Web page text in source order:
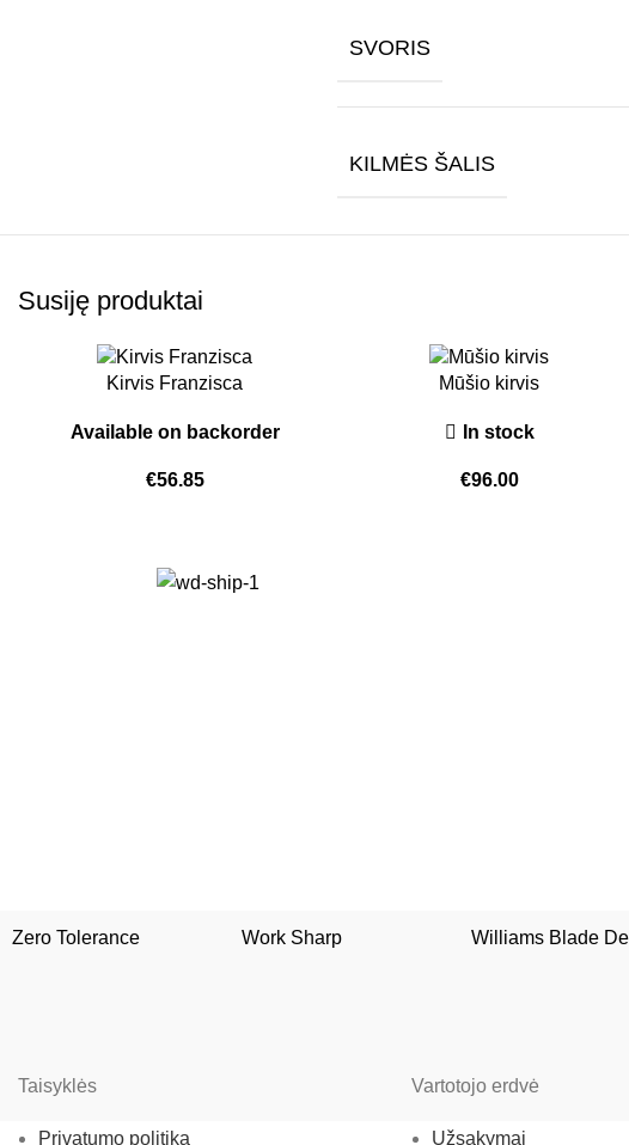
SVORIS
KILMĖS ŠALIS
Susiję produktai
Kirvis Franzisca
Available on backorder
€56.85
Mūšio kirvis
In stock
€96.00
Zero Tolerance Work Sharp Williams Blade
Taisyklės
Privatumo politika
Vartotojo erdvė
Užsakymai